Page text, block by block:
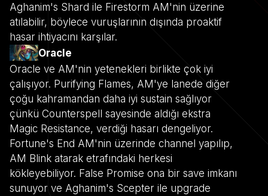
Aghanim's Shard ile Firestorm AM'nin üzerine
atılabilir, böylece vuruşlarının dışında proaktif
hasar ihtiyacını karşılar.
Oracle
Oracle ve AM'nin yetenekleri birlikte çok iyi
çalışıyor. Purifying Flames, AM'ye lanede diğer
çoğu kahramandan daha iyi sustain sağlıyor
çünkü Counterspell sayesinde aldığı ekstra
Magic Resistance, verdiği hasarı dengeliyor.
Fortune's End AM'nin üzerinde channel yapılıp,
AM Blink atarak etrafındaki herkesi
kökleyebiliyor. False Promise ona bir save imkanı
sunuyor ve Aghanim's Scepter ile upgrade